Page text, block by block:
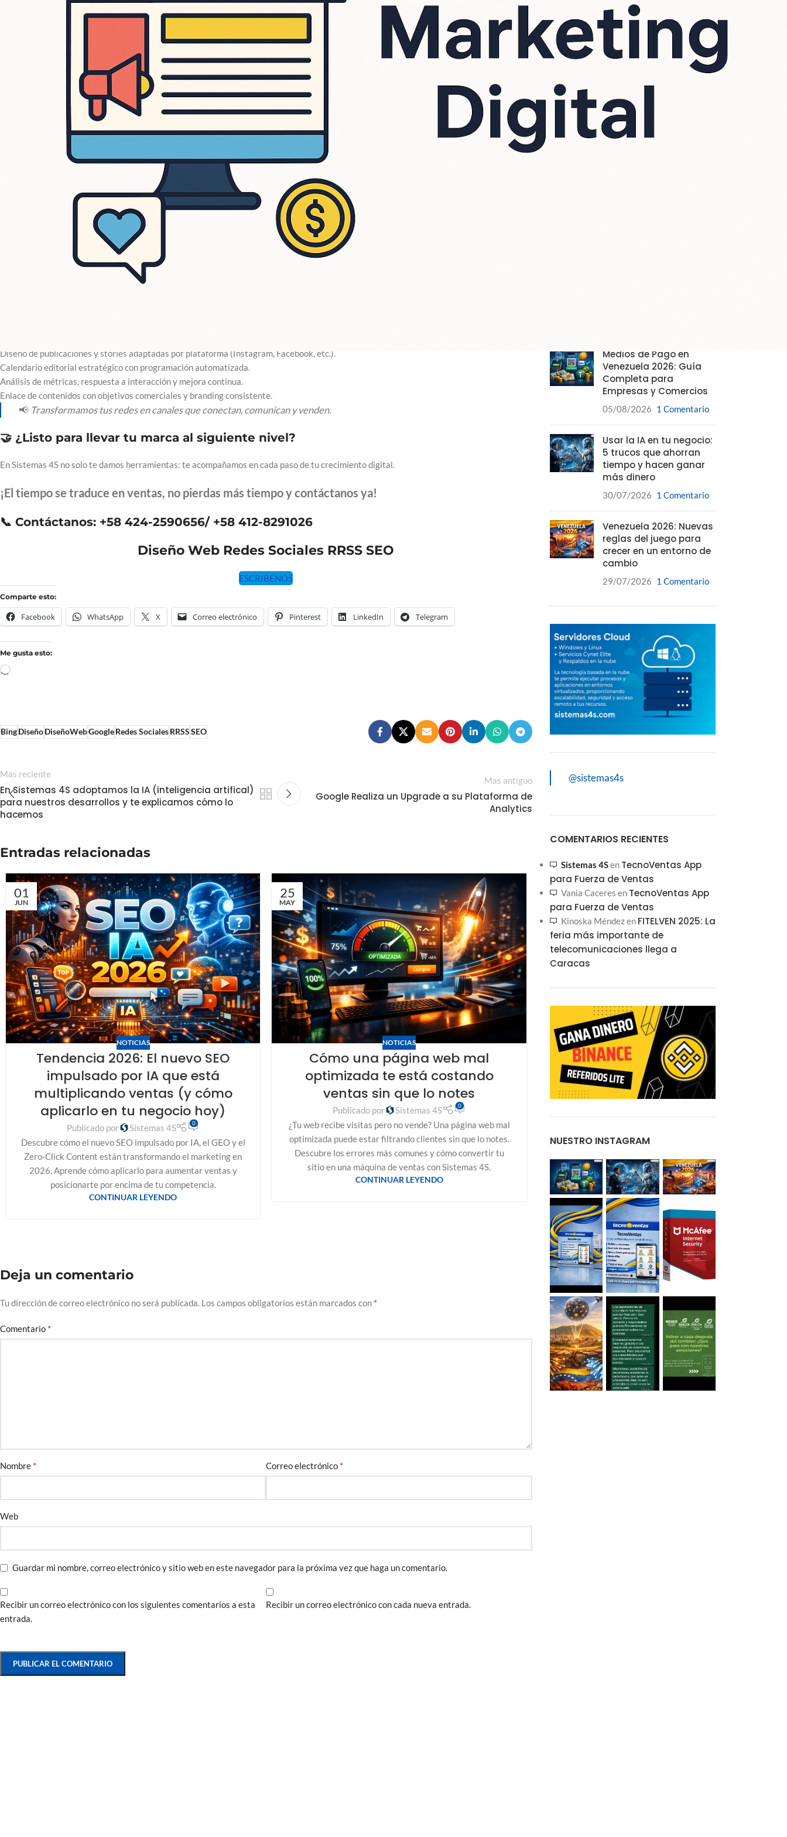
, ayudamos a emprendedores, marcas y empresas a consolidar su identidad en línea a través de soluciones inteligentes en
. Nuestro enfoque combina estética, funcionalidad y estrategia digital para
que tu negocio no solo esté presente en internet, sino que brille.
Con más de 10 años de experiencia en entornos híbridos, marketing digital y cumplimiento normativo, creamos ecosistemas digitales que
se adaptan al perfil de tu cliente ideal y responden a los cambios constantes del mundo online.
🎨 Diseño Web Personalizado
Creamos sitios modernos, seguros y adaptables a móviles.
Integración de funcionalidades según tus necesidades: catálogos, formularios, citas, blogs.
Optimización para velocidad y experiencia de usuario.
Tu sitio no solo se verá bien: trabajará por ti 24/7.
🚀 Posicionamiento SEO de Alto Nivel
Auditorías SEO y optimización técnica (Yoast, velocidad, metadatos).
Estrategia de palabras clave local e internacional.
Redacción de contenido optimizado para buscadores.
Diseño de publicaciones y stories adaptadas por plataforma (Instagram, Facebook, etc.).
Calendario editorial estratégico con programación automatizada.
Análisis de métricas, respuesta a interacción y mejora continua.
Enlace de contenidos con objetivos comerciales y branding consistente.
📢 Transformamos tus redes en canales que conectan, comunican y venden.
🤝 ¿Listo para llevar tu marca al siguiente nivel?
En Sistemas 4S no solo te damos herramientas: te acompañamos en cada paso de tu crecimiento digital.
¡El tiempo se traduce en ventas, no pierdas más tiempo y contáctanos ya!
📞 Contáctanos: +58 424-2590656/ +58 412-8291026
Diseño Web Redes Sociales RRSS SEO
ESCRIBENOS
Comparte esto:
Facebook WhatsApp X Correo electrónico Pinterest LinkedIn Telegram
Me gusta esto:
BingDiseñoDiseñoWebGoogleRedes SocialesRRSSSEO
Mas reciente
En Sistemas 4S adoptamos la IA (inteligencia artifical)
para nuestros desarrollos y te explicamos cómo lo
hacemos
Mas antiguo
Google Realiza un Upgrade a su Plataforma de
Analytics
Entradas relacionadas
01
JUN
NOTICIAS
Tendencia 2026: El nuevo SEO
impulsado por IA que está
multiplicando ventas (y cómo
aplicarlo en tu negocio hoy)
Publicado por Sistemas 4S 0
Descubre cómo el nuevo SEO impulsado por IA, el GEO y el
Zero‑Click Content están transformando el marketing en
2026. Aprende cómo aplicarlo para aumentar ventas y
posicionarte por encima de tu competencia.
CONTINUAR LEYENDO
25
MAY
NOTICIAS
Cómo una página web mal
optimizada te está costando
ventas sin que lo notes
Publicado por Sistemas 4S 0
¿Tu web recibe visitas pero no vende? Una página web mal
optimizada puede estar filtrando clientes sin que lo notes.
Descubre los errores más comunes y cómo convertir tu
sitio en una máquina de ventas con Sistemas 4S.
CONTINUAR LEYENDO
20
NOTICIAS
El Poder del Blogging en el SEO
Empresarial
Publicado por Sistemas 4S
actual, tener una página web ya no es suficiente. Si quieres
atraiga tráfico cualificado y convierta visitantes en
clientes, necesitas un blog. ¿Por qué? Porque el blogging es
uno de los pilares más efectivos del SEO moderno.
CONTINUAR LEYENDO
Deja un comentario
Tu dirección de correo electrónico no será publicada. Los campos obligatorios están marcados con *
Comentario *
Nombre * Correo electrónico *
Web
Guardar mi nombre, correo electrónico y sitio web en este navegador para la próxima vez que haga un comentario.
Recibir un correo electrónico con los siguientes comentarios a esta
entrada.
Recibir un correo electrónico con cada nueva entrada.
Zebra Consumibles 1600
Wax Ribbon 4.33» X 1476′ (
110 X 450 ) 1» Core Rolls
Iniciar sesión para ver precios
Gigabit + 1 Puerto
Gigabit + 1 Puerto SFP
Hikvision DS-3E0510P-E/M
Iniciar sesión para ver precios
Medios de Pago en
Venezuela 2026: Guía
Completa para
Empresas y Comercios
05/08/2026 1 Comentario
Usar la IA en tu negocio:
5 trucos que ahorran
tiempo y hacen ganar
más dinero
30/07/2026 1 Comentario
Venezuela 2026: Nuevas
reglas del juego para
crecer en un entorno de
cambio
29/07/2026 1 Comentario
@sistemas4s
COMENTARIOS RECIENTES
Sistemas 4Sen TecnoVentas App
para Fuerza de Ventas
Vania Caceres en TecnoVentas App
para Fuerza de Ventas
Kinoska Méndezen FITELVEN 2025: La
feria más importante de
telecomunicaciones llega a
Caracas
NUESTRO INSTAGRAM